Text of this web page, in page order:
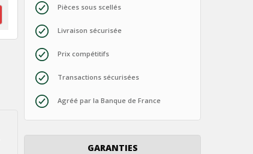
Pièces sous scellés
Livraison sécurisée
Prix compétitifs
Transactions sécurisées
Agréé par la Banque de France
GARANTIES